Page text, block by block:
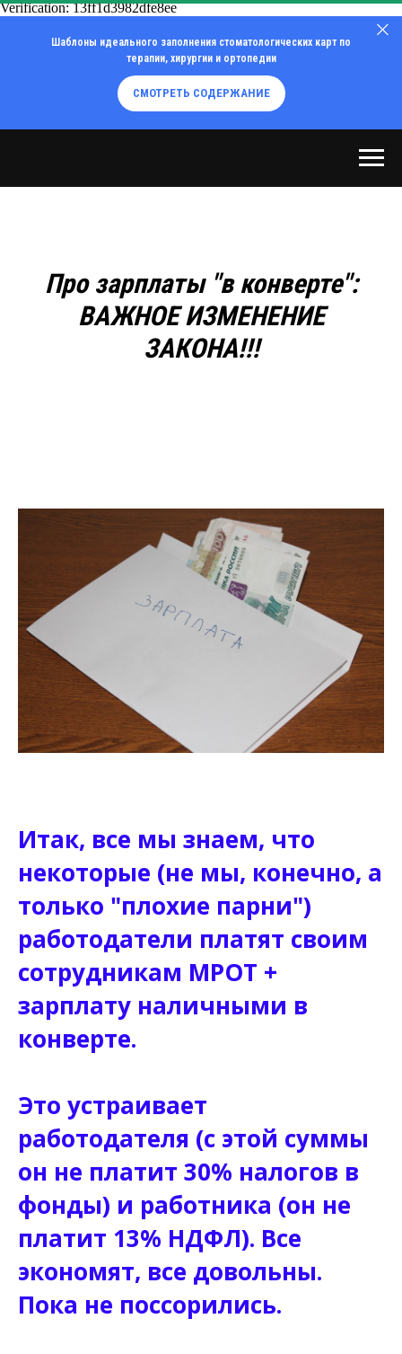
Verification: 13ff1d3982dfe8ee
Шаблоны идеального заполнения стоматологических карт по
терапии, хирургии и ортопедии
СМОТРЕТЬ СОДЕРЖАНИЕ
Про зарплаты "в конверте":
ВАЖНОЕ ИЗМЕНЕНИЕ
ЗАКОНА!!!
Итак, все мы знаем, что
некоторые (не мы, конечно, а
только "плохие парни")
работодатели платят своим
сотрудникам МРОТ +
зарплату наличными в
конверте.
Это устраивает
работодателя (с этой суммы
он не платит 30% налогов в
фонды) и работника (он не
платит 13% НДФЛ). Все
экономят, все довольны.
Пока не поссорились.